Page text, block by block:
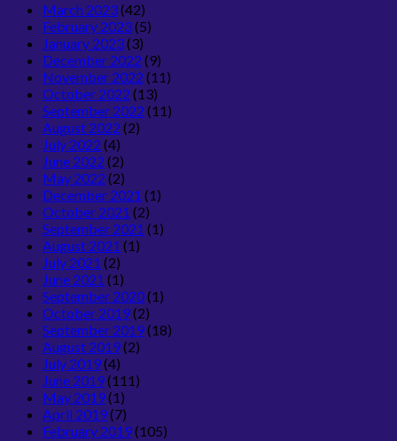
March 2023(42)
February 2023(5)
January 2023(3)
December 2022 (9)
November 2022 (11)
October 2022 (13)
September 2022 (11)
August 2022 (2)
July 2022 (4)
June 2022 (2)
May 2022 (2)
December 2021 (1)
October 2021 (2)
September 2021 (1)
August 2021 (1)
July 2021 (2)
June 2021 (1)
September 2020(1)
October 2019(2)
September 2019(18)
August 2019(2)
July 2019(4)
June 2019(111)
May 2019(1)
April 2019(7)
February 2019(105)